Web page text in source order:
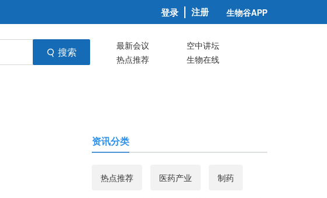
登录 注册 生物谷APP
搜索 最新会议
空中讲坛
热点推荐
生物在线
资讯分类
热点推荐 医药产业 制药